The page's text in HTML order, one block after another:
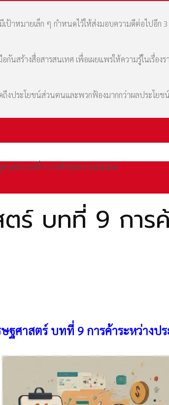
เป้าหมายเล็ก ๆ กำหนดไว้ให้ส่งมอบความดีต่อไปอี
สร้างสื่อสารสนเทศ เพื่อเผยแพร่ให้ความรู้ในเรื่อ
ถึงประโยชน์ส่วนตนและพวกฟ้องมากกว่าผลประโ
าสตร์ บทที่ 9 การค้าระหว่างประเทศ
ร์ บทที่ 9 การค้
ษฐศาสตร์บทที่ 9 การค้าระหว่างป